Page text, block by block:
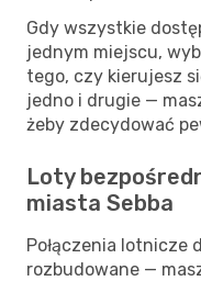
Gdy wszystkie
jednym miejscu,
tego, czy kierujesz
jedno i drugie —
żeby zdecydować
Loty
miasta Sebba
Połączenia lotnicze
rozbudowane —